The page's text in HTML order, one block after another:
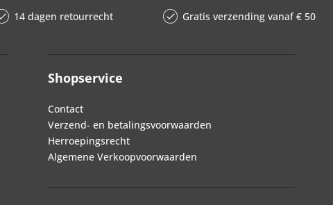
14 dagen retourrecht Gratis verzending vanaf € 50
Shopservice
Contact
Verzend- en betalingsvoorwaarden
Herroepingsrecht
Algemene Verkoopvoorwaarden